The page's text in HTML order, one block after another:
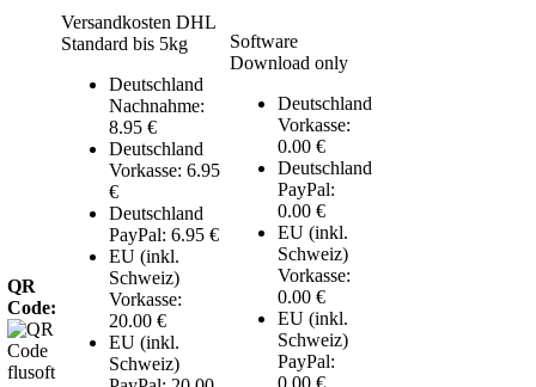
QR
Code:
Versandkosten DHL
Standard bis 5kg
Deutschland
Nachnahme:
8.95 €
Deutschland
Vorkasse: 6.95
€
Deutschland
PayPal: 6.95 €
EU (inkl.
Schweiz)
Vorkasse:
20.00 €
EU (inkl.
Schweiz)
Software
Download only
Deutschland
Vorkasse:
0.00 €
Deutschland
PayPal:
0.00 €
EU (inkl.
Schweiz)
Vorkasse:
0.00 €
EU (inkl.
Schweiz)
PayPal:
0.00 €